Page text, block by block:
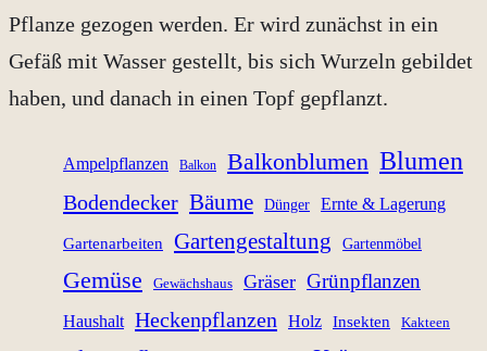
Pflanze gezogen werden. Er wird zunächst in ein
Gefäß mit Wasser gestellt, bis sich Wurzeln gebildet
haben, und danach in einen Topf gepflanzt.
Ampelpflanzen Balkon Balkonblumen Blumen
Bodendecker Bäume Dünger Ernte & Lagerung
Gartenarbeiten Gartengestaltung Gartenmöbel
Gemüse Gewächshaus Gräser Grünpflanzen
Haushalt Heckenpflanzen Holz Insekten Kakteen